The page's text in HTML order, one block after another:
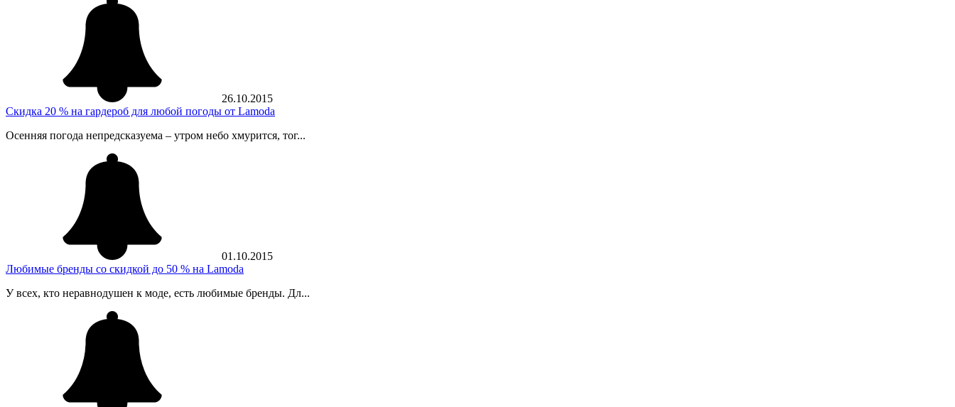
26.10.2015
Скидка 20 % на гардероб для любой погоды от Lamoda
Осенняя погода непредсказуема – утром небо хмурится, тог...
01.10.2015
Любимые бренды со скидкой до 50 % на Lamoda
У всех, кто неравнодушен к моде, есть любимые бренды. Дл...